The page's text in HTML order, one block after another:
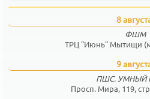
8
ФШМ
ТРЦ "Июнь" Мытищи
9
ПШС. УМНЫЙ
Просп. Мира, 119,